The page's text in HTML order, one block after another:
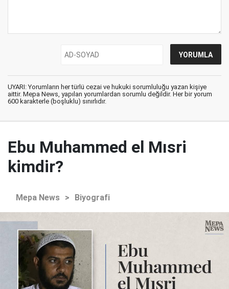
UYARI: Yorumların her türlü cezai ve hukuki sorumluluğu yazan kişiye
aittir. Mepa News, yapılan yorumlardan sorumlu değildir. Her bir yorum
600 karakterle (boşluklu) sınırlıdır.
Ebu Muhammed el Mısri
kimdir?
Mepa News > Biyografi